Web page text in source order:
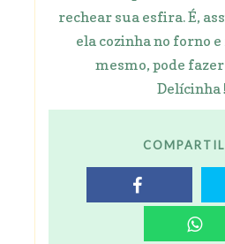
rechear sua esfira. É,
ela cozinha no forno
mesmo, pode
Delícinha